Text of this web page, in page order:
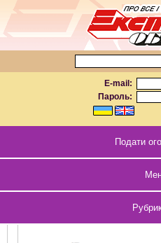
E-mail:
Пароль:
Подати